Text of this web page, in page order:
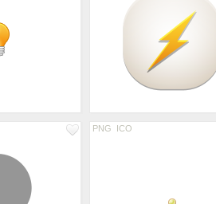
PNG ICO